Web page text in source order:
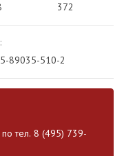
372
89035-510-2
тел. 8 (495) 739-